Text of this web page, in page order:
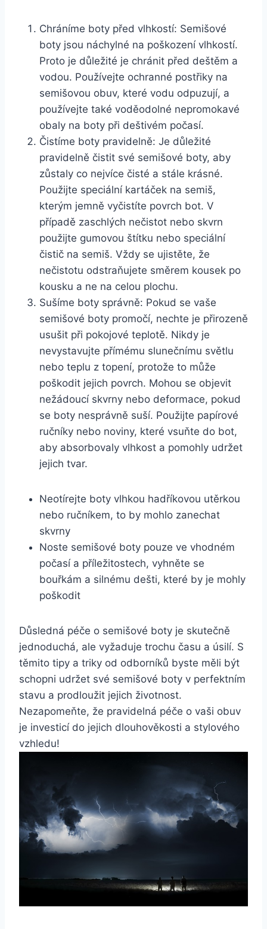
Chráníme boty před vlhkostí: Semišové
boty jsou náchylné na poškození vlhkostí.
Proto je důležité je chránit před deštěm a
‌vodou. ⁤Používejte ⁤ochranné​ postřiky ⁢na
semišovou‌ obuv, které vodu odpuzují, a
používejte také voděodolné nepromokavé
obaly na boty při deštivém ⁢počasí.‍
Čistíme ⁤boty pravidelně: Je důležité
pravidelně čistit své semišové‍ boty, aby
zůstaly co nejvíce čisté‌ a stále krásné.
Použijte speciální kartáček na ‌semiš,
kterým jemně⁣ vyčistíte povrch‍ bot. V
případě‍ zaschlých nečistot ⁣nebo skvrn
použijte ⁣gumovou štítku nebo speciální
čistič na semiš. Vždy se⁤ ujistěte, že
nečistotu‍ odstraňujete směrem kousek po
kousku a ne ​na⁣ celou plochu.
Sušíme boty správně: Pokud‍ se vaše
semišové boty promočí, ⁣nechte⁢ je přirozeně
usušit ​při ⁢pokojové teplotě. ⁤Nikdy je
nevystavujte ​přímému slunečnímu světlu‌
nebo teplu z topení, protože⁤ to může
poškodit jejich povrch. ‌Mohou se objevit
nežádoucí⁣ skvrny nebo deformace, pokud
se boty nesprávně suší. ⁣Použijte papírové
ručníky⁢ nebo​ noviny, ⁢které vsuňte ‍do bot,
aby absorbovaly vlhkost a pomohly udržet
jejich tvar.
Neotírejte‌ boty vlhkou hadříkovou utěrkou
nebo ručníkem, ⁤to by ⁣mohlo‌ zanechat
skvrny
Noste⁤ semišové ⁣boty pouze ve vhodném
počasí⁣ a příležitostech, ⁤vyhněte ‌se
bouřkám a silnému​ dešti,⁣ které by je mohly
⁢poškodit
Důsledná péče o semišové boty je skutečně
jednoduchá, ale vyžaduje trochu času a úsilí. ⁣S
těmito tipy a⁤ triky od ⁢odborníků​ byste měli být
schopni udržet své‍ semišové⁢ boty v⁤ perfektním
stavu a prodloužit jejich životnost.
Nezapomeňte, že pravidelná péče o​ vaši obuv
je investicí ‍do ‍jejich⁣ dlouhověkosti⁤ a stylového⁢
vzhledu!